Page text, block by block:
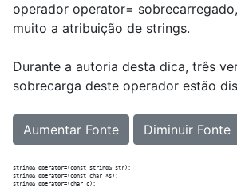
operador operator=
muito a atribuição de strings.
Durante a autoria desta dica, três
sobrecarga deste operador estão
Aumentar Fonte Diminuir Fonte
string& operator=(const string& str);
string& operator=(const char *s);